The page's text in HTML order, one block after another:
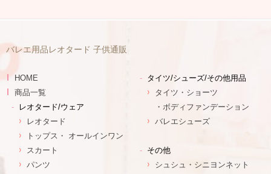
バレエ用品レオタード 子供通販
HOME
商品一覧
レオタード/ウェア
レオタード
トップス・ オールインワン
スカート
パンツ
タイツ/シューズ/その他用品
タイツ・ショーツ
・ボディファンデーション
バレエシューズ
その他
シュシュ・シニヨンネット